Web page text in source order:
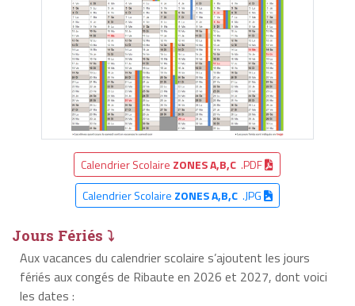
Calendrier Scolaire ZONES A,B,C .PDF
Calendrier Scolaire ZONES A,B,C.JPG
Jours Fériés ⤵
Aux vacances du calendrier scolaire s’ajoutent les jours
fériés aux congés de Ribaute en 2026 et 2027, dont voici
les dates :